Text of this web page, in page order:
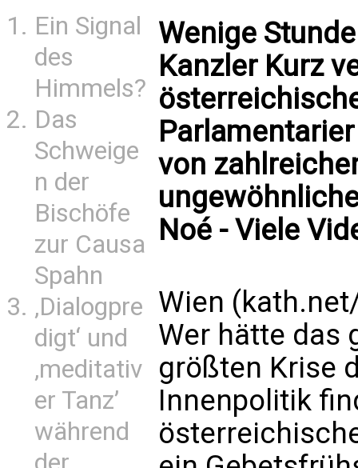
Ein Signal
des
Himmels?
Das
Schweige
n der
Bischöfe
zur Causa
Spahn
‚Dialogpre
digt‘ und
‚meditativ
er Tanz’
während
Wenige
Kanzler Kurz
von
Noé - Viele
Wien
Wer hätte das
größten Krise
Innenpolitik